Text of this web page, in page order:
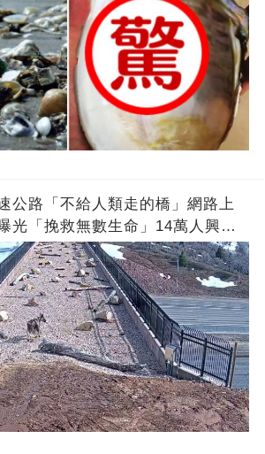
公路「不給人類走的橋」網路上
光「挽救無數生命」14萬人興奮